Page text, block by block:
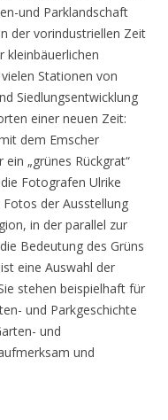
und Parklandschaft
der vorindustriellen Zeit
kleinbäuerlichen
Stationen von
Siedlungsentwicklung
einer neuen Zeit:
dem Emscher
„grünes Rückgrat“
Fotografen Ulrike
der Ausstellung
in der parallel zur
Bedeutung des Grüns
eine Auswahl der
stehen beispielhaft für
und Parkgeschichte
und
und